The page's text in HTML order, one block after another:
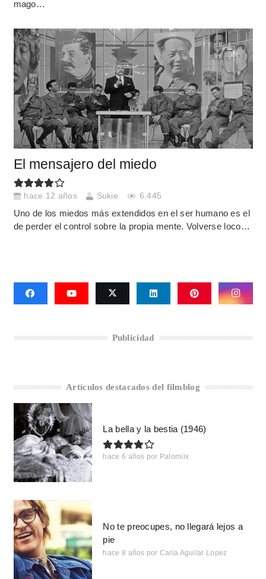
mago…
El mensajero del miedo
hace 12 años Sukie 6.445
Uno de los miedos más extendidos en el ser humano es el
de perder el control sobre la propia mente. Volverse loco…
Publicidad
Artículos destacados del filmblog
La bella y la bestia (1946)
hace 6 años por Palomiix
No te preocupes, no llegará lejos a
pie
hace 8 años por Carla Aguilar Lopez